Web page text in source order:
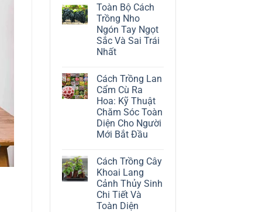
Kỹ
Thuật
Chăm
Sóc
Lá
Bạc
Tinh
bình
luận
Cách
Trồng
Địa
Lan
Hướng
Dẫn
Chi
Tiết
Trồng
Và
Chăm
Sóc
A-
Toàn Bộ Cách
Trồng Nho
Ngón Tay Ngọt
Sắc Và Sai Trái
Nhất
bình
luận
ở
Toàn
Bộ
Cách
Trồng
Nho
Ngón
Sắc
Và
Sai
Trái
Nhất
Cách Trồng Lan
Cẩm Cù Ra
Hoa: Kỹ Thuật
Chăm Sóc Toàn
Diện Cho Người
Mới Bắt Đầu
bình
luận
ở
Cách
Trồng
Lan
Cẩm
Cách Trồng Cây
Khoai Lang
Cảnh Thủy Sinh
Chi Tiết Và
Toàn Diện